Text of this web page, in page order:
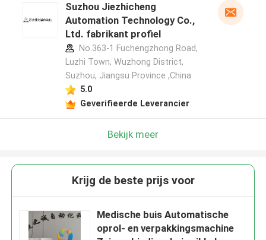
Suzhou Jiezhicheng
Automation Technology Co.,
Ltd. fabrikant profiel
No.363-1 Fuchengzhong Road,
Luzhi Town, Wuzhong District,
Suzhou, Jiangsu Province ,China
5.0
Geverifieerde Leverancier
Bekijk meer
Krijg de beste prijs voor
Medische buis Automatische
oprol- en verpakkingsmachine